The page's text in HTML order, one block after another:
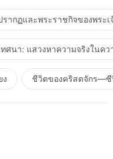
ากฏและพระราชกิจของพระเ
ศนา: แสวงหาความจริงในคว
ง ชีวิตของคริสตจักร—ซี